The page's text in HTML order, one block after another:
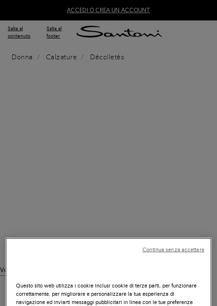
ACCEDI O CREA UN ACCOUNT
Salta al
contenuto
Salta al
footer
Donna Calzature Décolletés
Vedi prodotti simili
Questo sito web utilizza i cookie inclusi cookie di terze parti, per funzionare
correttamente, per migliorare e personalizzare la tua esperienza di
navigazione ed inviarti messaggi pubblicitari in linea con le tue preferenze
Continua senza accettare